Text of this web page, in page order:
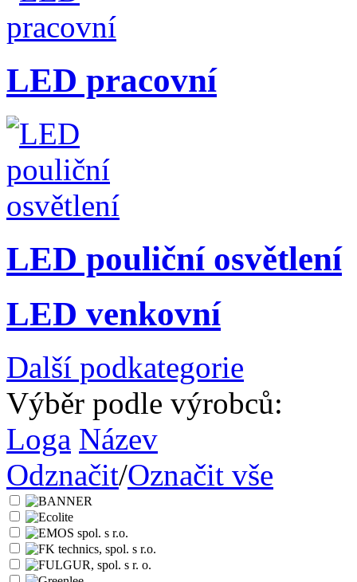
LED pracovní
LED pouliční osvětlení
LED venkovní
Další podkategorie
Výběr podle výrobců:
Loga Název
Odznačit/Označit vše